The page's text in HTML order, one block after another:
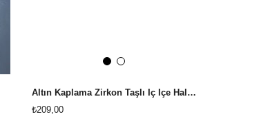
Altın Kaplama Zirkon Taşlı İç İçe Halka Yüzük
₺209,00